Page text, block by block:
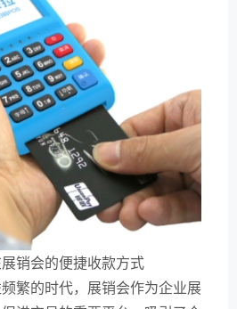
销会的便捷收款方式
繁的时代，展销会作为企业展